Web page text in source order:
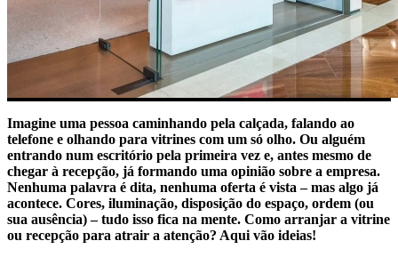
Imagine uma pessoa caminhando pela calçada, falando ao
telefone e olhando para vitrines com um só olho. Ou alguém
entrando num escritório pela primeira vez e, antes mesmo de
chegar à recepção, já formando uma opinião sobre a empresa.
Nenhuma palavra é dita, nenhuma oferta é vista – mas algo já
acontece. Cores, iluminação, disposição do espaço, ordem (ou
sua ausência) – tudo isso fica na mente. Como arranjar a vitrine
ou recepção para atrair a atenção? Aqui vão ideias!